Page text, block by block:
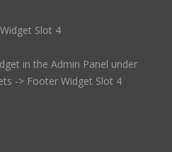
Slot 4
in the Admin Panel under
-> Footer Widget Slot 4